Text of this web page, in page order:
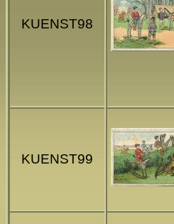
KUENST98
KUENST99